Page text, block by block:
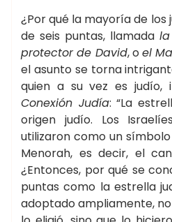
¿Por qué la mayoría de los
de seis puntas, llamada
protector de David, o el
el asunto se torna
quien a su vez es judío,
Conexión Judía: “La
origen judío. Los
utilizaron como un símbolo
Menorah, es decir, el
¿Entonces, por qué se
puntas como la estrella
adoptado ampliamente,